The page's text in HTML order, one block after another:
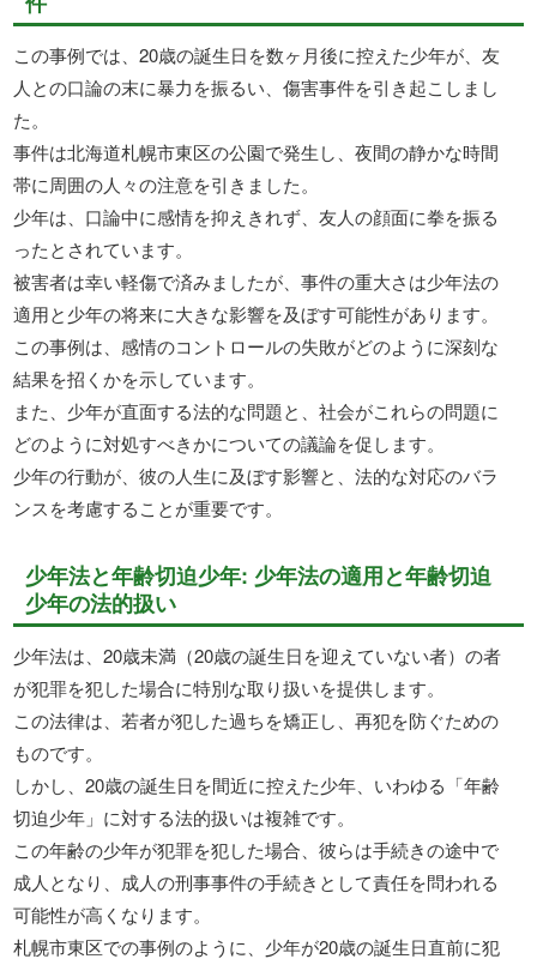
この事例では、20歳の誕生日を数ヶ月後に控えた少年が、友
人との口論の末に暴力を振るい、傷害事件を引き起こしまし
た。
事件は北海道札幌市東区の公園で発生し、夜間の静かな時間
帯に周囲の人々の注意を引きました。
少年は、口論中に感情を抑えきれず、友人の顔面に拳を振る
ったとされています。
被害者は幸い軽傷で済みましたが、事件の重大さは少年法の
適用と少年の将来に大きな影響を及ぼす可能性があります。
この事例は、感情のコントロールの失敗がどのように深刻な
結果を招くかを示しています。
また、少年が直面する法的な問題と、社会がこれらの問題に
どのように対処すべきかについての議論を促します。
少年の行動が、彼の人生に及ぼす影響と、法的な対応のバラ
ンスを考慮することが重要です。
少年法と年齢切迫少年: 少年法の適用と年齢切迫
少年の法的扱い
少年法は、20歳未満（20歳の誕生日を迎えていない者）の者
が犯罪を犯した場合に特別な取り扱いを提供します。
この法律は、若者が犯した過ちを矯正し、再犯を防ぐための
ものです。
しかし、20歳の誕生日を間近に控えた少年、いわゆる「年齢
切迫少年」に対する法的扱いは複雑です。
この年齢の少年が犯罪を犯した場合、彼らは手続きの途中で
成人となり、成人の刑事事件の手続きとして責任を問われる
可能性が高くなります。
札幌市東区での事例のように、少年が20歳の誕生日直前に犯